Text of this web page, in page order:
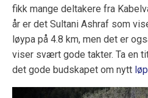
fikk mange deltakere fra
år er det Sultani Ashraf som
løypa på 4.8 km, men det er
viser svært gode takter. Ta en
det gode budskapet om nytt